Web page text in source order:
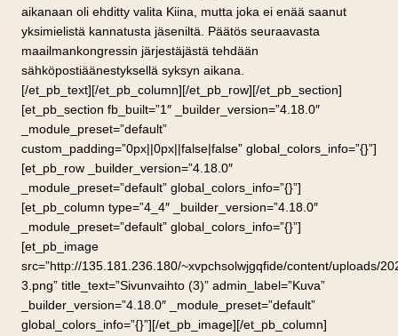
aikanaan oli ehditty valita Kiina, mutta joka ei enää saanut
yksimielistä kannatusta jäseniltä. Päätös seuraavasta
maailmankongressin järjestäjästä tehdään
sähköpostiäänestyksellä syksyn aikana.
[/et_pb_text][/et_pb_column][/et_pb_row][/et_pb_section]
[et_pb_section fb_built=”1″ _builder_version=”4.18.0″
_module_preset=”default”
custom_padding=”0px||0px||false|false” global_colors_info=”{}”]
[et_pb_row _builder_version=”4.18.0″
_module_preset=”default” global_colors_info=”{}”]
[et_pb_column type=”4_4″ _builder_version=”4.18.0″
_module_preset=”default” global_colors_info=”{}”]
[et_pb_image
src=”http://135.181.236.180/~xvpchsolwjgqfide/content/uploads/
3.png” title_text=”Sivunvaihto (3)” admin_label=”Kuva”
_builder_version=”4.18.0″ _module_preset=”default”
global_colors_info=”{}”][/et_pb_image][/et_pb_column]